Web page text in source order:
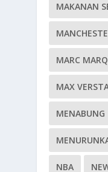
MAKANAN
MARC
MAX
MENABUNG
NBA